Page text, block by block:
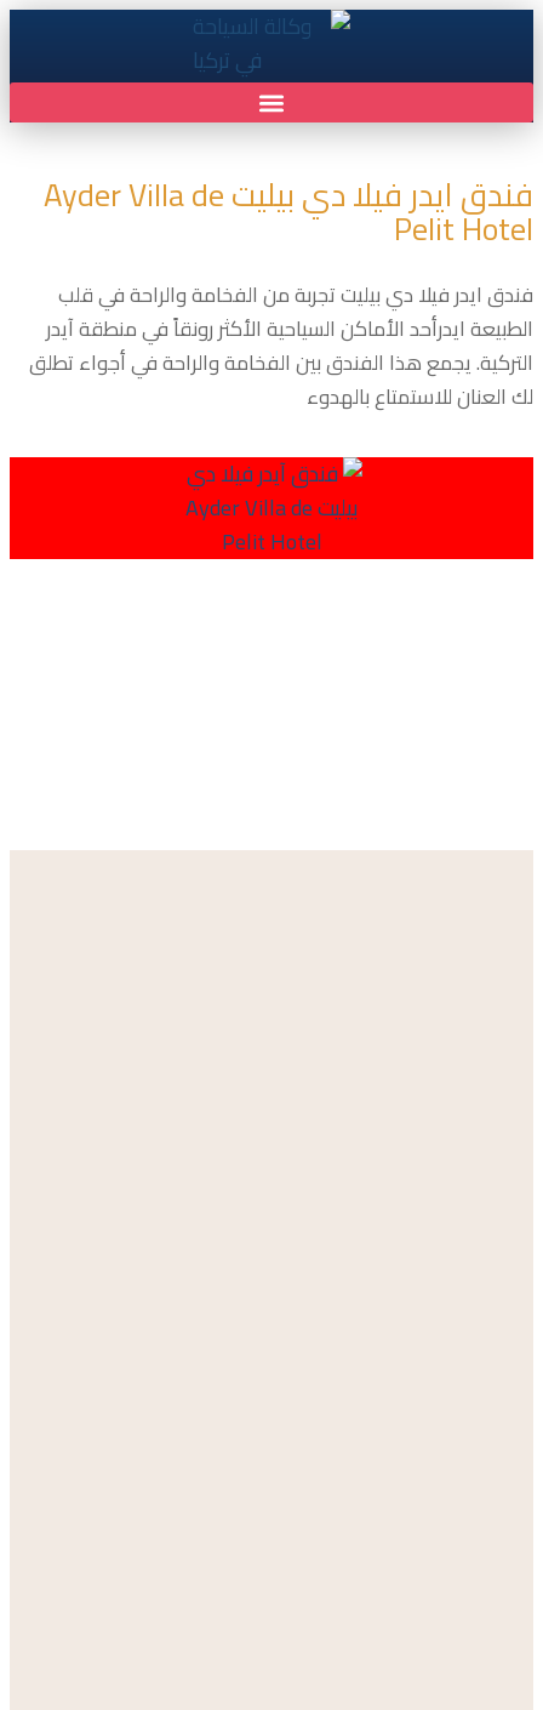
فندق ايدر فيلا دي بيليت Ayder Villa de
Pelit Hotel
فندق ايدر فيلا دي بيليت تجربة من الفخامة والراحة في قلب
الطبيعة ايدرأحد الأماكن السياحية الأكثر رونقاً في منطقة آيدر
التركية. يجمع هذا الفندق بين الفخامة والراحة في أجواء تطلق
لك العنان للاستمتاع بالهدوء